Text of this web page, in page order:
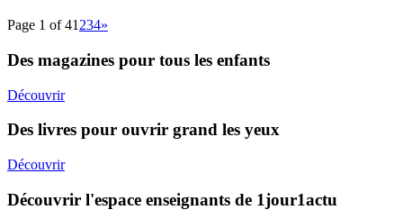
Page 1 of 41 234»
Des magazines pour tous les enfants
Découvrir
Des livres pour ouvrir grand les yeux
Découvrir
Découvrir l'espace enseignants de 1jour1actu